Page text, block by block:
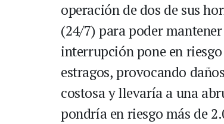
operación de dos de sus
(24/7) para poder
interrupción pone en
estragos, provocando
costosa y llevaría a una
pondría en riesgo más de